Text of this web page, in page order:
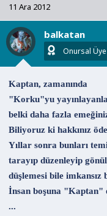
i
l
e
r
11 Ara 2012
balkatan
Onursal Üye
Kaptan, zamanında
"Korku"yu
belki daha fazla
Biliyoruz ki hakkınız
Yıllar sonra bunları
tarayıp düzenleyip
düşlemesi bile imkansız
İnsan boşuna "Kaptan"
...